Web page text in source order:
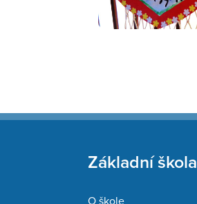
Základní škola
O škole